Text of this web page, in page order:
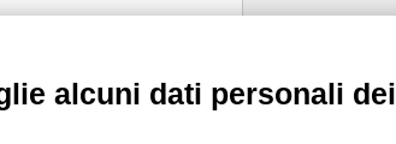
alcuni dati personali dei